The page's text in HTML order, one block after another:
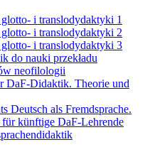
i translodydaktyki 1
i translodydaktyki 2
i translodydaktyki 3
do nauki przekładu
neofilologii
DaF-Didaktik. Theorie und
Deutsch als Fremdsprache.
künftige DaF-Lehrende